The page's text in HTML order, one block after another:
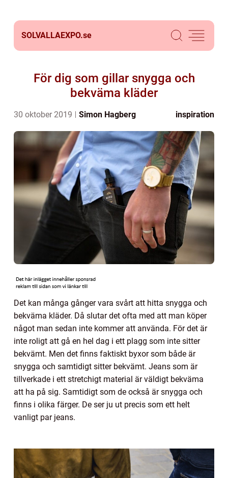
SOLVALLAEXPO.se
För dig som gillar snygga och
bekväma kläder
30 oktober 2019 Simon Hagberg inspiration
Det kan många gånger vara svårt att hitta snygga och
bekväma kläder. Då slutar det ofta med att man köper
något man sedan inte kommer att använda. För det är
inte roligt att gå en hel dag i ett plagg som inte sitter
bekvämt. Men det finns faktiskt byxor som både är
snygga och samtidigt sitter bekvämt. Jeans som är
tillverkade i ett stretchigt material är väldigt bekväma
att ha på sig. Samtidigt som de också är snygga och
finns i olika färger. De ser ju ut precis som ett helt
vanligt par jeans.